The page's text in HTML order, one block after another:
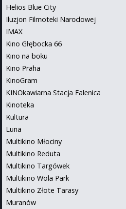
Helios Blue City
Iluzjon Filmoteki Narodowej
IMAX
Kino Głębocka 66
Kino na boku
Kino Praha
KinoGram
KINOkawiarna Stacja Falenica
Kinoteka
Kultura
Luna
Multikino Młociny
Multikino Reduta
Multikino Targówek
Multikino Wola Park
Multikino Złote Tarasy
Muranów